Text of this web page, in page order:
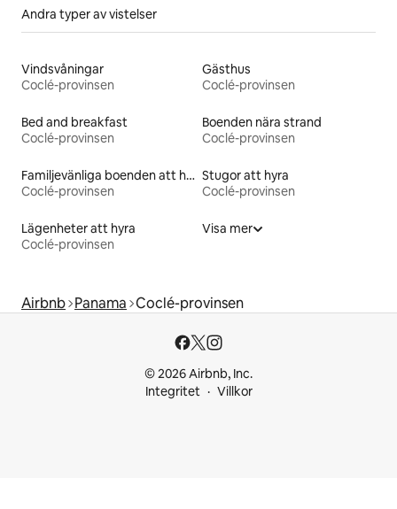
Andra typer av vistelser
Vindsvåningar
Coclé-provinsen
Gästhus
Coclé-provinsen
Bed and breakfast
Coclé-provinsen
Boenden nära strand
Coclé-provinsen
Familjevänliga boenden att hyra
Coclé-provinsen
Stugor att hyra
Coclé-provinsen
Lägenheter att hyra
Coclé-provinsen
Visa mer
Airbnb Panama Coclé-provinsen
© 2026 Airbnb, Inc.
Integritet
Villkor